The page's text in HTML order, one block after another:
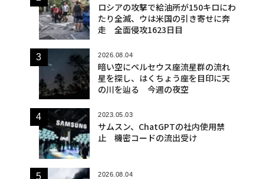
ロシアの攻撃で給油所が150キロにわ
たり全滅、ウは米国の引き寄せに奔
走 全面侵攻1623日目
2026.08.04
暗い空にペルセウス座流星群の流れ
星を探し、はくちょう座を目印に天
の川を辿る 今週の夜空
2023.05.03
サムスン、ChatGPTの社内使用禁
止 機密コードの流出受け
2026.08.04